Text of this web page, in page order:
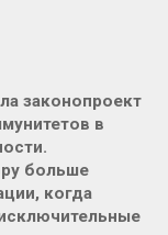
законопроект
в
больше
когда